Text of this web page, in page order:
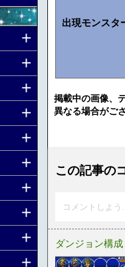
出現モンスタ
掲載中の画像、
異なる場合がご
この記事の
コメントしよう...
ダンジョン構成